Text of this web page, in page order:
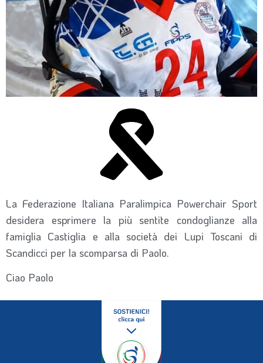
La Federazione Italiana Paralimpica Powerchair Sport
desidera esprimere la più sentite condoglianze alla
famiglia Castiglia e alla società dei Lupi Toscani di
Scandicci per la scomparsa di Paolo.
Ciao Paolo